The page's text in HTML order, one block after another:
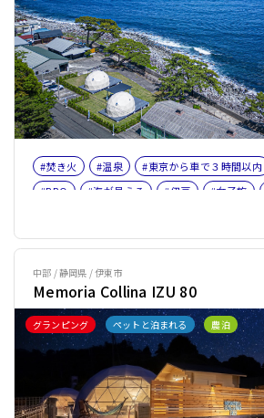
#焚き火 #温泉 #東京から車で３時間以内
#BBQ
#海が見える #伊豆 #女子旅
グランピング ペットと泊まれる 農泊
中部 / 静岡県 / 伊東市
Memoria Collina IZU 80